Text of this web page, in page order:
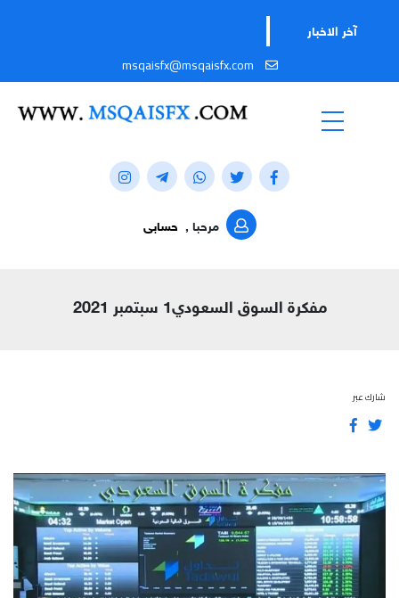
آخر الاخبار
msqaisfx@msqaisfx.com
مرحبا , حسابى
مفكرة السوق السعودي1 سبتمبر 2021
شارك عبر